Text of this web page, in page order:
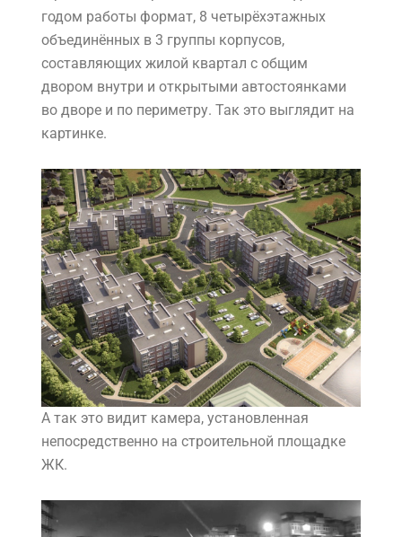
годом работы формат, 8 четырёхэтажных
объединённых в 3 группы корпусов,
составляющих жилой квартал с общим
двором внутри и открытыми автостоянками
во дворе и по периметру. Так это выглядит на
картинке.
А так это видит камера, установленная
непосредственно на строительной площадке
ЖК.